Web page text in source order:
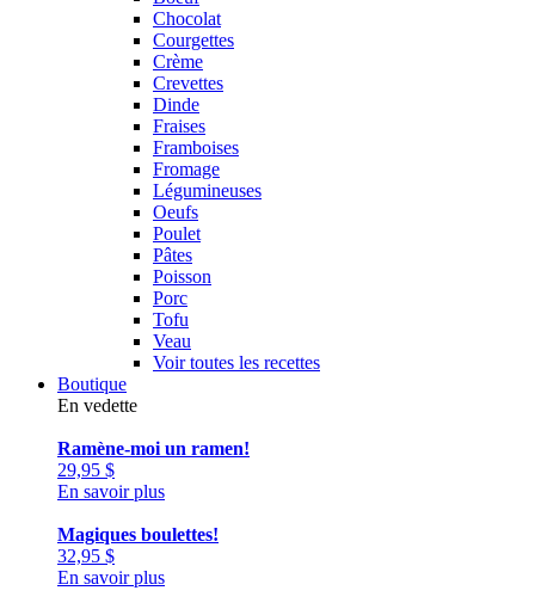
Chocolat
Courgettes
Crème
Crevettes
Dinde
Fraises
Framboises
Fromage
Légumineuses
Oeufs
Poulet
Pâtes
Poisson
Porc
Tofu
Veau
Voir toutes les recettes
Boutique
En vedette
Ramène-moi un ramen!
29,95 $
En savoir plus
Magiques boulettes!
32,95 $
En savoir plus